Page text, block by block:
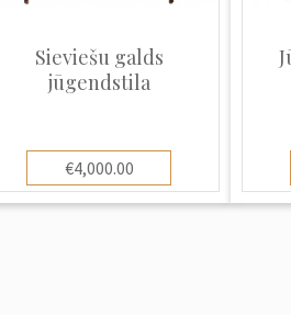
Sieviešu galds
jūgendstila
€4,000.00